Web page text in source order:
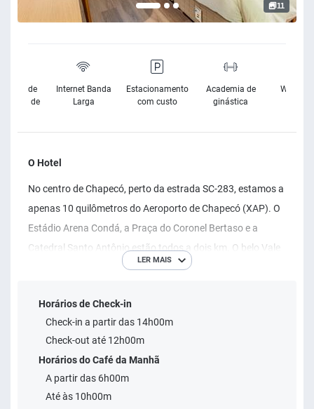
11
de
Internet Banda
Larga
Estacionamento
com custo
Academia de
ginástica
Wifi
O Hotel
No centro de Chapecó, perto da estrada SC-283, estamos a
apenas 10 quilômetros do Aeroporto de Chapecó (XAP). O
Estádio Arena Condá, a Praça do Coronel Bertaso e a
Catedral Santo Antônio estão todos a dois km. O belo Vale
do Rio Uruguai fica a 24 km. Nosso café da manhã gratuito
LER MAIS
Horários de Check-in
Check-in a partir das 14h00m
Check-out até 12h00m
Horários do Café da Manhã
A partir das 6h00m
Até às 10h00m